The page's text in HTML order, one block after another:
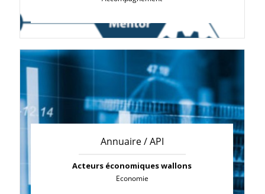
Annuaire / API
Acteurs économiques wallons
Economie